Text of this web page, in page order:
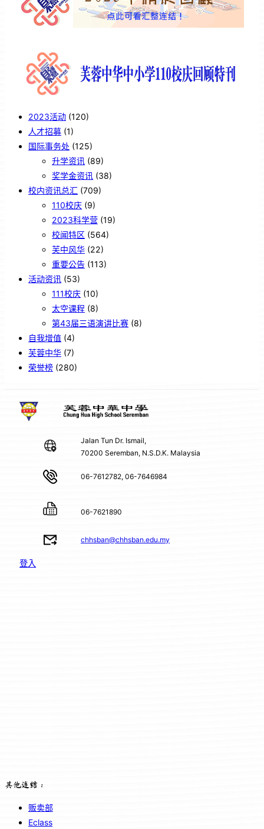
2023活动 (120)
人才招募 (1)
国际事务处 (125)
升学资讯 (89)
奖学金资讯 (38)
校内资讯总汇 (709)
110校庆 (9)
2023科学营 (19)
校闻特区 (564)
芙中风华 (22)
重要公告 (113)
活动资讯 (53)
111校庆 (10)
太空课程 (8)
第43届三语演讲比赛 (8)
自我增值 (4)
芙蓉中华 (7)
荣誉榜 (280)
Jalan Tun Dr. Ismail,
70200 Seremban, N.S.D.K. Malaysia
06-7612782, 06-7646984
06-7621890
chhsban@chhsban.edu.my
登入
其他连结：
贩卖部
Eclass